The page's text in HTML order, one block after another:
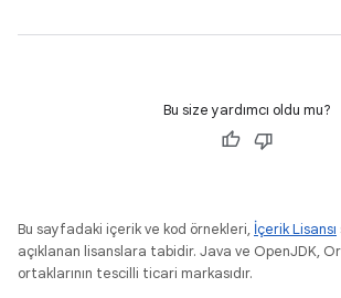
Bu size yardımcı oldu mu?
Bu sayfadaki içerik ve kod örnekleri, İçerik Lisansı
açıklanan lisanslara tabidir. Java ve OpenJDK,
ortaklarının tescilli ticari markasıdır.